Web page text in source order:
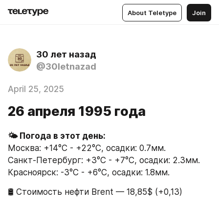
About Teletype Join
30 лет назад
@30letnazad
April 25, 2025
26 апреля 1995 года
🌤 Погода в этот день:
Москва: +14°C - +22°C, осадки: 0.7мм.
Санкт-Петербург: +3°C - +7°C, осадки: 2.3мм.
Красноярск: -3°C - +6°C, осадки: 1.8мм.
🛢 Стоимость нефти Brent — 18,85$ (+0,13)